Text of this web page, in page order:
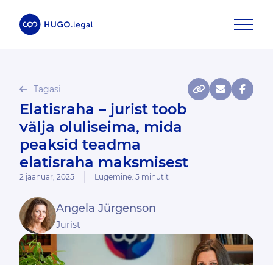
Tagasi
Elatisraha – jurist toob
välja oluliseima, mida
peaksid teadma
elatisraha maksmisest
2 jaanuar, 2025 Lugemine: 5 minutit
Angela Jürgenson
Jurist